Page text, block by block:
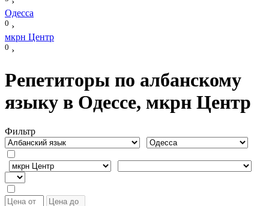
Одесса
0 ›
мкрн Центр
0 ›
Репетиторы по албанскому
языку в Одессе, мкрн Центр
Фильтр